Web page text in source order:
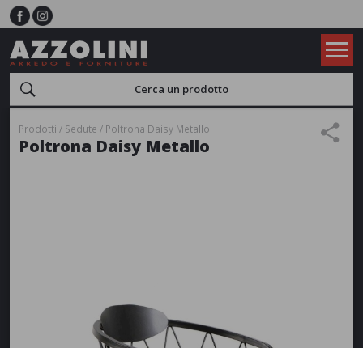
Prodotti Sedute Poltrona Daisy Metallo
Poltrona Daisy Metallo